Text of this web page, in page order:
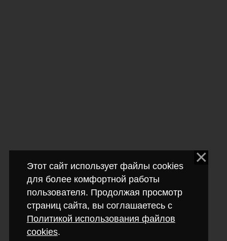
Этот сайт использует файлы cookies
для более комфортной работы
пользователя. Продолжая просмотр
страниц сайта, вы соглашаетесь с
Политикой использования файлов
cookies.